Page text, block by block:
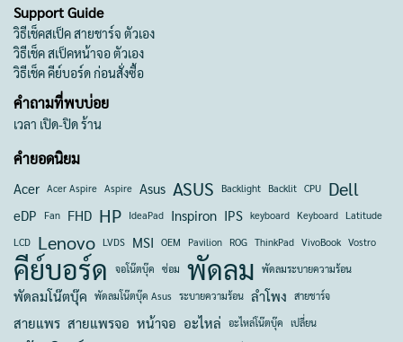
Support Guide
วิธีเช็คสเป็ค สายชาร์จ ตัวเอง
วิธีเช็ค สเป็คหน้าจอ ตัวเอง
วิธีเช็ค คีย์บอร์ด ก่อนสั่งซื้อ
คำถามที่พบบ่อย
เวลา เปิด-ปิด ร้าน
คำยอดนิยม
Acer Acer Aspire Aspire Asus ASUS Backlight Backlit CPU Dell
eDP Fan FHD HP IdeaPad Inspiron IPS keyboard Keyboard Latitude
LCD Lenovo LVDS MSI OEM Pavilion ROG ThinkPad VivoBook Vostro
คีย์บอร์ด จอโน๊ตบุ๊ค ซ่อม พัดลม พัดลมระบายความร้อน
พัดลมโน๊ตบุ๊ค พัดลมโน๊ตบุ๊ค Asus ระบายความร้อน ลำโพง สายชาร์จ
สายแพร สายแพรจอ หน้าจอ อะไหล่ อะไหล่โน๊ตบุ๊ค เปลี่ยน